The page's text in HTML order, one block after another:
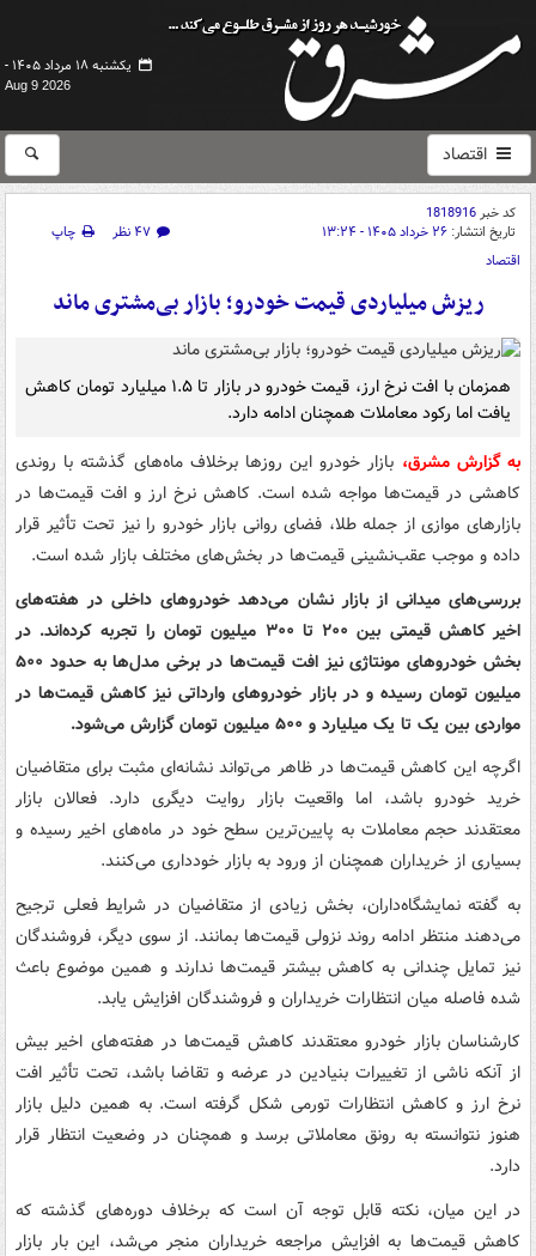
یکشنبه ۱۸ مرداد ۱۴۰۵ -
Aug 9 2026
اقتصاد
کد خبر1818916
تاریخ انتشار: ۲۶ خرداد ۱۴۰۵ - ۱۳:۲۴ ۴۷ نظر
چاپ
اقتصاد
ریزش میلیاردی قیمت خودرو؛ بازار بی‌مشتری ماند
همزمان با افت نرخ ارز، قیمت خودرو در بازار تا ۱.۵ میلیارد تومان کاهش
یافت اما رکود معاملات همچنان ادامه دارد.
به گزارش مشرق، بازار خودرو این روزها برخلاف ماه‌های گذشته با روندی
کاهشی در قیمت‌ها مواجه شده است. کاهش نرخ ارز و افت قیمت‌ها در
بازارهای موازی از جمله طلا، فضای روانی بازار خودرو را نیز تحت تأثیر قرار
داده و موجب عقب‌نشینی قیمت‌ها در بخش‌های مختلف بازار شده است.
بررسی‌های میدانی از بازار نشان می‌دهد خودروهای داخلی در هفته‌های
اخیر کاهش قیمتی بین ۲۰۰ تا ۳۰۰ میلیون تومان را تجربه کرده‌اند. در
بخش خودروهای مونتاژی نیز افت قیمت‌ها در برخی مدل‌ها به حدود ۵۰۰
میلیون تومان رسیده و در بازار خودروهای وارداتی نیز کاهش قیمت‌ها در
مواردی بین یک تا یک میلیارد و ۵۰۰ میلیون تومان گزارش می‌شود.
اگرچه این کاهش قیمت‌ها در ظاهر می‌تواند نشانه‌ای مثبت برای متقاضیان
خرید خودرو باشد، اما واقعیت بازار روایت دیگری دارد. فعالان بازار
معتقدند حجم معاملات به پایین‌ترین سطح خود در ماه‌های اخیر رسیده و
بسیاری از خریداران همچنان از ورود به بازار خودداری می‌کنند.
به گفته نمایشگاه‌داران، بخش زیادی از متقاضیان در شرایط فعلی ترجیح
می‌دهند منتظر ادامه روند نزولی قیمت‌ها بمانند. از سوی دیگر، فروشندگان
نیز تمایل چندانی به کاهش بیشتر قیمت‌ها ندارند و همین موضوع باعث
شده فاصله میان انتظارات خریداران و فروشندگان افزایش یابد.
کارشناسان بازار خودرو معتقدند کاهش قیمت‌ها در هفته‌های اخیر بیش
از آنکه ناشی از تغییرات بنیادین در عرضه و تقاضا باشد، تحت تأثیر افت
نرخ ارز و کاهش انتظارات تورمی شکل گرفته است. به همین دلیل بازار
هنوز نتوانسته به رونق معاملاتی برسد و همچنان در وضعیت انتظار قرار
دارد.
در این میان، نکته قابل توجه آن است که برخلاف دوره‌های گذشته که
کاهش قیمت‌ها به افزایش مراجعه خریداران منجر می‌شد، این بار بازار